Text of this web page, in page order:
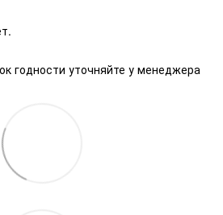
годности уточняйте у менеджера